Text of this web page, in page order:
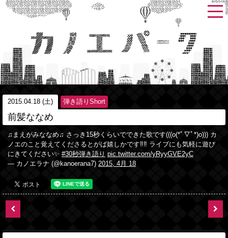
2015.04.18 (土) 弾き語りShort
前髪ななめ
♫まえがみななめ♫ さっき15秒くらいでできた歌です(((o(*ﾟ▽ﾟ*)o))) カ
ノエのこと覚えてくださるとがば嬉しかです‼︎‼︎ ライブにも気軽に遊び
にきてください✨ #30秒弾き語り pic.twitter.com/yRyyGVE2yC
— カノエラナ (@kanoerana7) 2015, 4月 18